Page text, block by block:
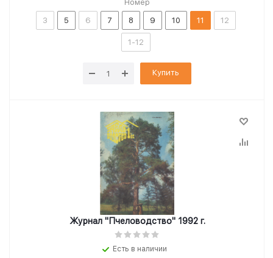
Номер
3 5 6 7 8 9 10 11 12
1-12
Купить
Журнал "Пчеловодство" 1992 г.
Есть в наличии